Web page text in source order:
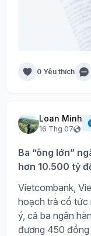
0 Yêu thích
Loan Minh
16 Thg 07
Ba “ông lớn”
hơn 10.500 tỷ
Vietcombank,
hoạch trả cổ tức
ý, cả ba ngân
đương 450